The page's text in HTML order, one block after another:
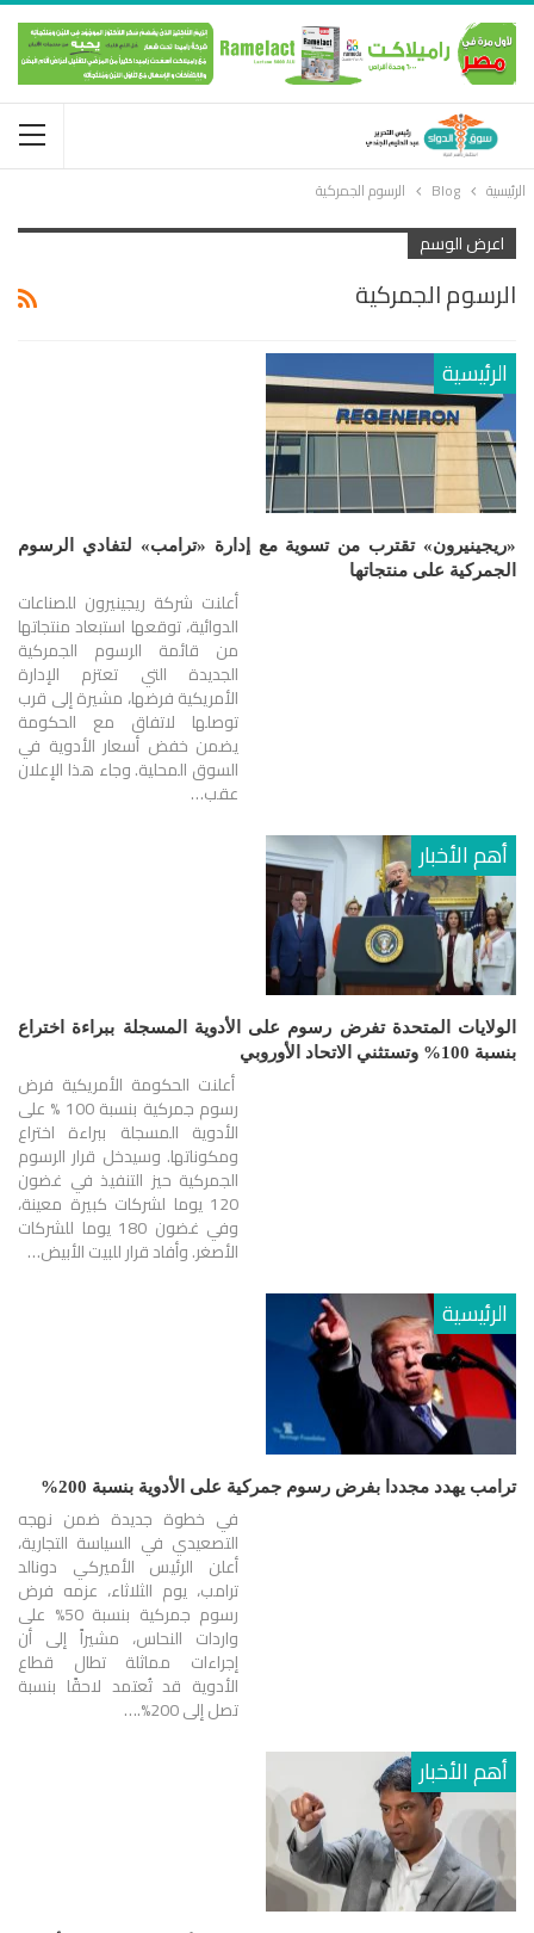
الرئيسية Blog الرسوم الجمركية
اعرض الوسم
الرسوم الجمركية
الرئيسية
«ريجينيرون» تقترب من تسوية مع إدارة «ترامب» لتفادي الرسوم
الجمركية على منتجاتها
أعلنت شركة ريجينيرون للصناعات
الدوائية، توقعها استبعاد منتجاتها
من قائمة الرسوم الجمركية
الجديدة التي تعتزم الإدارة
الأمريكية فرضها، مشيرة إلى قرب
توصلها لاتفاق مع الحكومة
يضمن خفض أسعار الأدوية في
السوق المحلية. وجاء هذا الإعلان
عقب…
أهم الأخبار
الولايات المتحدة تفرض رسوم على الأدوية المسجلة ببراءة اختراع
بنسبة 100% وتستثني الاتحاد الأوروبي
أعلنت الحكومة الأمريكية فرض
رسوم جمركية بنسبة 100 % على
الأدوية المسجلة ببراءة اختراع
ومكوناتها. وسيدخل قرار الرسوم
الجمركية حيز التنفيذ في غضون
120 يوما لشركات كبيرة معينة،
وفي غضون 180 يوما للشركات
الأصغر. وأفاد قرار للبيت الأبيض…
الرئيسية
ترامب يهدد مجددا بفرض رسوم جمركية على الأدوية بنسبة 200%
في خطوة جديدة ضمن نهجه
التصعيدي في السياسة التجارية،
أعلن الرئيس الأميركي دونالد
ترامب، يوم الثلاثاء، عزمه فرض
رسوم جمركية بنسبة 50% على
واردات النحاس، مشيراً إلى أن
إجراءات مماثلة تطال قطاع
الأدوية قد تُعتمد لاحقًا بنسبة
تصل إلى 200%.…
أهم الأخبار